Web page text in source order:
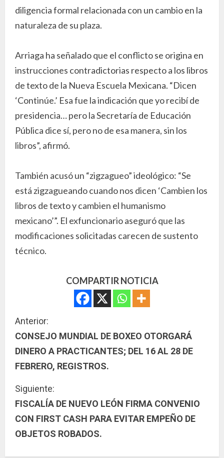
diligencia formal relacionada con un cambio en la
naturaleza de su plaza.
Arriaga ha señalado que el conflicto se origina en
instrucciones contradictorias respecto a los libros
de texto de la Nueva Escuela Mexicana. “Dicen
‘Continúe.’ Esa fue la indicación que yo recibí de
presidencia… pero la Secretaría de Educación
Pública dice sí, pero no de esa manera, sin los
libros”, afirmó.
También acusó un “zigzagueo” ideológico: “Se
está zigzagueando cuando nos dicen ‘Cambien los
libros de texto y cambien el humanismo
mexicano’”. El exfuncionario aseguró que las
modificaciones solicitadas carecen de sustento
técnico.
COMPARTIR NOTICIA
S
i
g
u
e
l
Anterior:
CONSEJO MUNDIAL DE BOXEO OTORGARÁ
DINERO A PRACTICANTES; DEL 16 AL 28 DE
FEBRERO, REGISTROS.
Siguiente:
FISCALÍA DE NUEVO LEÓN FIRMA CONVENIO
CON FIRST CASH PARA EVITAR EMPEÑO DE
OBJETOS ROBADOS.